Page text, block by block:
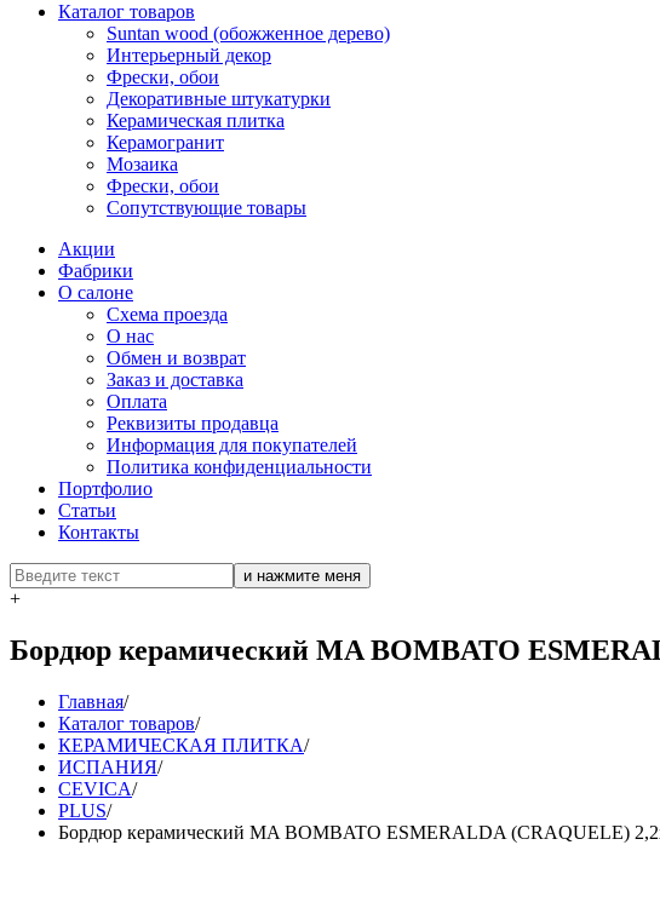
Каталог товаров
Suntan wood (обожженное дерево)
Интерьерный декор
Фрески, обои
Декоративные штукатурки
Керамическая плитка
Керамогранит
Мозаика
Фрески, обои
Сопутствующие товары
Акции
Фабрики
О салоне
Схема проезда
О нас
Обмен и возврат
Заказ и доставка
Оплата
Реквизиты продавца
Информация для покупателей
Политика конфиденциальности
Портфолио
Статьи
Контакты
+
Бордюр керамический MA BOMBATO
Главная/
Каталог товаров/
КЕРАМИЧЕСКАЯ ПЛИТКА/
ИСПАНИЯ/
CEVICA/
PLUS/
Бордюр керамический MA BOMBATO ESMERALDA (CRAQUELE)